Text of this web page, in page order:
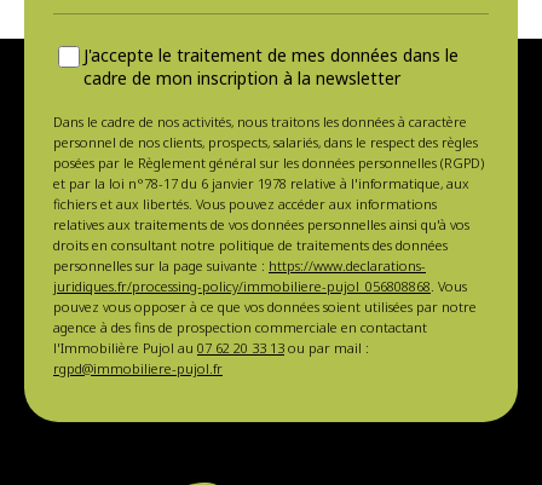
J'accepte le traitement de mes données dans le
cadre de mon inscription à la newsletter
Dans le cadre de nos activités, nous traitons les données à caractère
personnel de nos clients, prospects, salariés, dans le respect des règles
posées par le Règlement général sur les données personnelles (RGPD)
et par la loi n°78-17 du 6 janvier 1978 relative à l'informatique, aux
fichiers et aux libertés. Vous pouvez accéder aux informations
relatives aux traitements de vos données personnelles ainsi qu'à vos
droits en consultant notre politique de traitements des données
personnelles sur la page suivante : https://www.declarations-
juridiques.fr/processing-policy/immobiliere-pujol_056808868. Vous
pouvez vous opposer à ce que vos données soient utilisées par notre
agence à des fins de prospection commerciale en contactant
l'Immobilière Pujol au 07 62 20 33 13 ou par mail :
rgpd@immobiliere-pujol.fr